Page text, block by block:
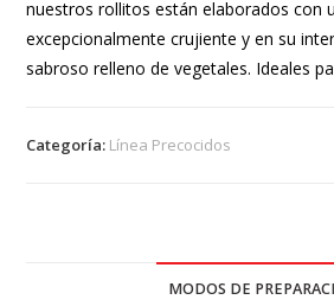
nuestros rollitos están elaborados con
excepcionalmente crujiente y en su
sabroso relleno de vegetales. Ideales
Categoría: Línea Precocidos
MODOS DE